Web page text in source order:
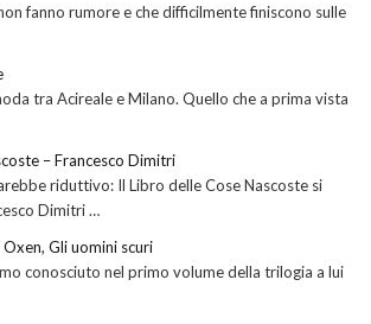
fanno rumore e che difficilmente finiscono sulle
tra Acireale e Milano. Quello che a prima vista
– Francesco Dimitri
riduttivo: Il Libro delle Cose Nascoste si
Dimitri …
Oxen, Gli uomini scuri
conosciuto nel primo volume della trilogia a lui